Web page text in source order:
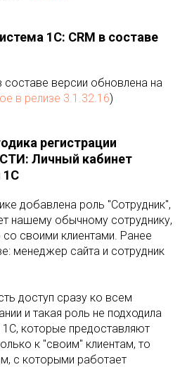
1С: CRM в составе
составе версии обновлена на
в релизе 3.1.32.16)
регистрации
Личный кабинет
1С
добавлена роль "Сотрудник",
нашему обычному сотруднику,
своими клиентами. Ранее
менеджер сайта и сотрудник
доступ сразу ко всем
и такая роль не подходила
которые предоставляют
к "своим" клиентам, то
с которыми работает